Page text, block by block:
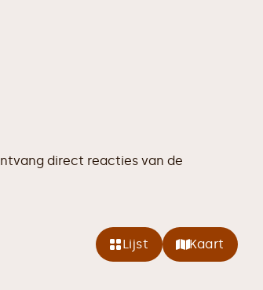
direct reacties van de
Lijst Kaart